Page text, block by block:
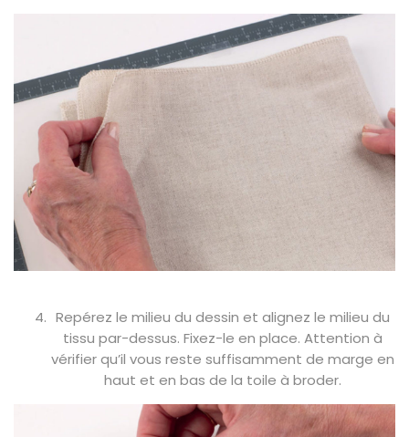
Repérez le milieu du dessin et alignez le milieu du
tissu par-dessus. Fixez-le en place. Attention à
vérifier qu’il vous reste suffisamment de marge en
haut et en bas de la toile à broder.